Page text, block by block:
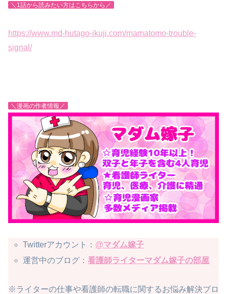
＼1話から読みたい方はこちらから／
https://www.md-hutago-ikuji.com/mamatomo-trouble-
signal/
＼漫画の作者情報／
Twitterアカウント： @マダム嫁子
運営中のブログ：看護師ライターマダム嫁子の部屋
※ライターの仕事や看護師の転職に関するお悩み解決ブロ